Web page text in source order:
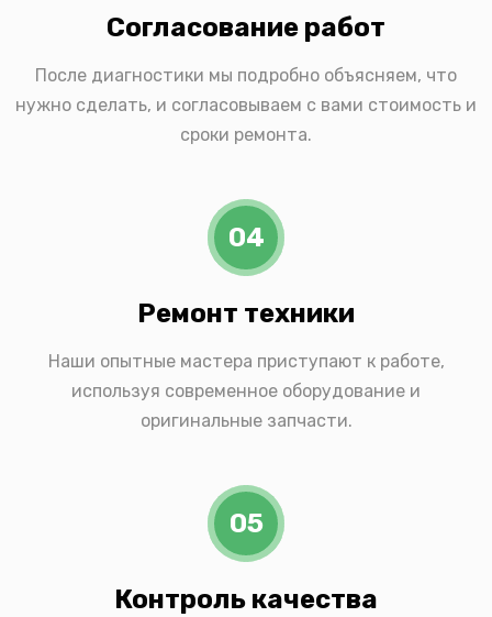
Согласование работ
После диагностики мы подробно объясняем, что
нужно сделать, и согласовываем с вами стоимость и
сроки ремонта.
04
Ремонт техники
Наши опытные мастера приступают к работе,
используя современное оборудование и
оригинальные запчасти.
05
Контроль качества